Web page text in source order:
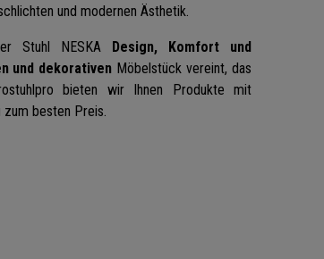
und modernen Ästhetik.
Stuhl NESKA Design, Komfort und
und dekorativen Möbelstück vereint, das
bieten wir Ihnen Produkte mit
besten Preis.